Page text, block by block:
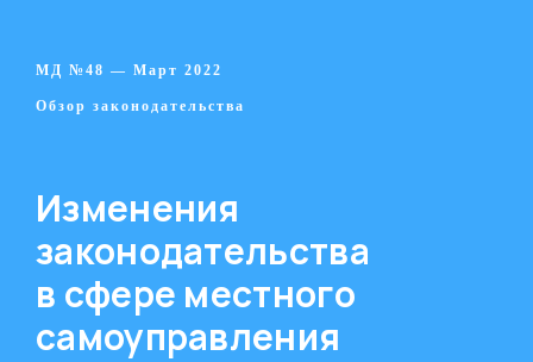
МД №48 — Март 2022
Обзор законодательства
Изменения
законодательства
в сфере местного
самоуправления